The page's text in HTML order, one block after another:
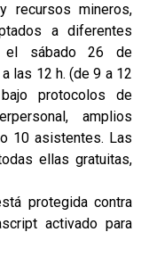
recursos mineros,
a diferentes
el sábado 26 de
las 12 h. (de 9 a 12
protocolos de
amplios
10 asistentes. Las
ellas gratuitas,
protegida contra
activado para